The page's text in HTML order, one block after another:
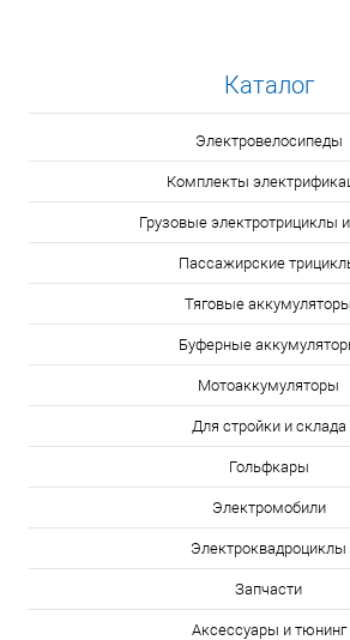
Каталог
Электровелосипеды
Комплекты
Грузовые электротрициклы
Пассажирские
Тяговые аккумуляторы
Буферные
Мотоаккумуляторы
Для стройки и склада
Гольфкары
Электромобили
Электроквадроциклы
Запчасти
Аксессуары и тюнинг